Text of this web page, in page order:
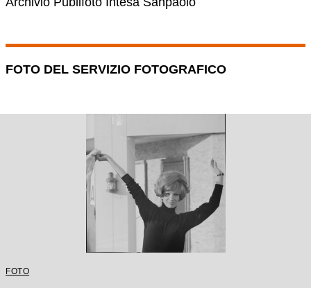
FOTO DEL SERVIZIO FOTOGRAFICO
FOTO